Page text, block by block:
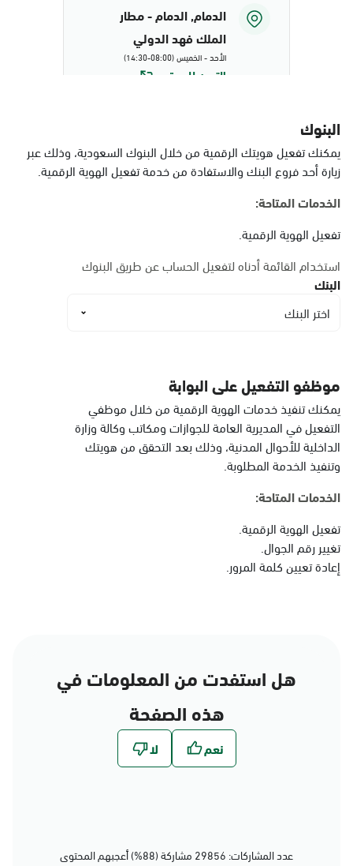
الدمام, الدمام - مطار
الملك فهد الدولي
الأحد - الخميس (08:00-14:30)
التوجه للموقع
البيضاء
الأحد - الخميس (08:00-14:30)
الدمام, الدمام أحوال
الشاطئ مول
الدمام, الدمام أحوال
الشاطئ مول قسم النساء
الأحد - الخميس (08:00-14:30)
التوجه للموقع
التوجه للموقع
الدمام, الدمام - الشاطئ
مول
البنوك
يمكنك تفعيل هويتك الرقمية من خلال البنوك السعودية، وذلك عبر
زيارة أحد فروع البنك والاستفادة من خدمة تفعيل الهوية الرقمية.
الخدمات المتاحة:
تفعيل الهوية الرقمية.
استخدام القائمة أدناه لتفعيل الحساب عن طريق البنوك
البنك
اختر البنك
موظفو التفعيل على البوابة
يمكنك تنفيذ خدمات الهوية الرقمية من خلال موظفي
التفعيل في المديرية العامة للجوازات ومكاتب وكالة وزارة
الداخلية للأحوال المدنية، وذلك بعد التحقق من هويتك
وتنفيذ الخدمة المطلوبة.
الخدمات المتاحة:
تفعيل الهوية الرقمية.
تغيير رقم الجوال.
إعادة تعيين كلمة المرور.
هل استفدت من المعلومات في
هذه الصفحة
عدد المشاركات: 29856 مشاركة (88%) أعجبهم المحتوى